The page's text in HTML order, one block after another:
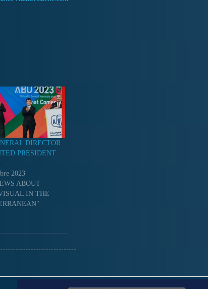
DIRECTOR
PRESIDENT
2023
ABOUT
IN THE